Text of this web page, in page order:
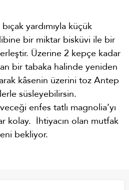
yardımıyla küçük
bir miktar bisküvi ile bir
Üzerine 2 kepçe kadar
bir tabaka halinde yeniden
kâsenin üzerini toz Antep
süsleyebilirsin.
enfes tatlı magnolia’yı
kolay. İhtiyacın olan mutfak
bekliyor.